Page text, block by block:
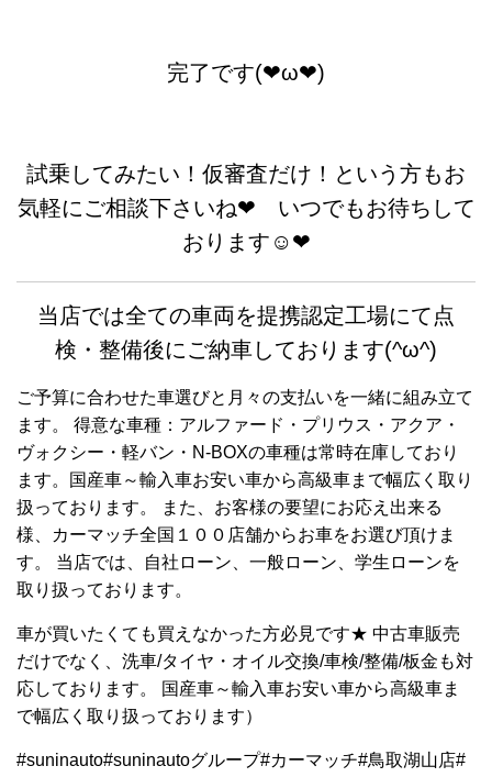
完了です(❤ω❤)
試乗してみたい！仮審査だけ！という方もお
気軽にご相談下さいね❤ いつでもお待ちして
おります☺❤
当店では全ての車両を提携認定工場にて点
検・整備後にご納車しております(^ω^)
ご予算に合わせた車選びと月々の支払いを一緒に組み立て
ます。 得意な車種：アルファード・プリウス・アクア・
ヴォクシー・軽バン・N-BOXの車種は常時在庫しており
ます。国産車～輸入車お安い車から高級車まで幅広く取り
扱っております。 また、お客様の要望にお応え出来る
様、カーマッチ全国１００店舗からお車をお選び頂けま
す。 当店では、自社ローン、一般ローン、学生ローンを
取り扱っております。
車が買いたくても買えなかった方必見です★ 中古車販売
だけでなく、洗車/タイヤ・オイル交換/車検/整備/板金も対
応しております。 国産車～輸入車お安い車から高級車ま
で幅広く取り扱っております）
#suninauto#suninautoグループ#カーマッチ#鳥取湖山店#